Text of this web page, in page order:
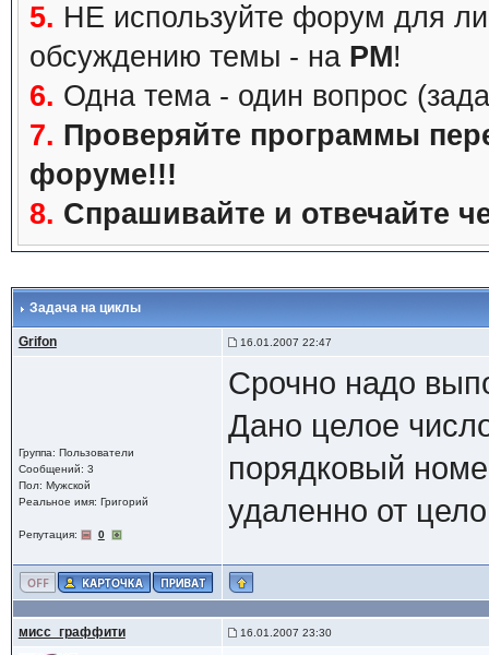
5. НЕ используйте форум для
обсуждению темы - на PM!
6. Одна тема - один вопрос
7. Проверяйте программы
форуме!!!
8. Спрашивайте и отвечайте
Задача на циклы
Grifon 16.01.2007 22:47
Группа: Пользователи
Сообщений: 3
Пол: Мужской
Реальное имя: Григорий
Репутация: 0
Срочно надо
Дано целое
порядковый
удаленно от
мисс_граффити 16.01.2007 23:30